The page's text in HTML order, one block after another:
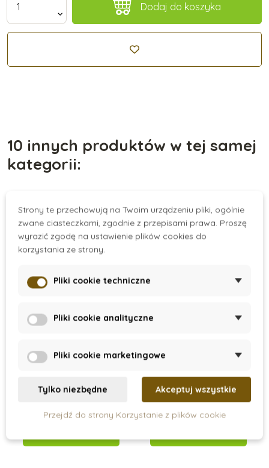
Dodaj do koszyka
10 innych produktów w tej samej
kategorii:
Promocja
Nagrodzone zabawki
Plansza z figurami
Nowość
Stohování - medvěd
97 zł
Strony te przechowują na Twoim urządzeniu pliki, ogólnie
zwane ciasteczkami, zgodnie z przepisami prawa. Proszę
wyrazić zgodę na ustawienie plików cookies do
korzystania ze strony.
Pliki cookie techniczne
Pliki cookie analityczne
Pliki cookie marketingowe
Tylko niezbędne Akceptuj wszystkie
Przejdź do strony Korzystanie z plików cookie